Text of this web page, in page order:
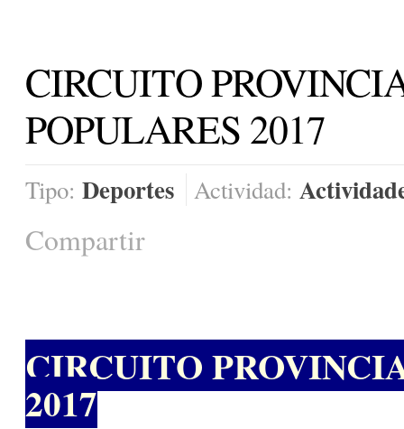
CIRCUITO
POPULARES 2017
Tipo: Deportes Actividad:
Compartir
CIRCUITO
2017